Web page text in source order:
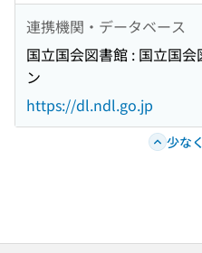
連携機関・データベース
国立国会図書館 : 国立国
ン
https://dl.ndl.go.jp
少な